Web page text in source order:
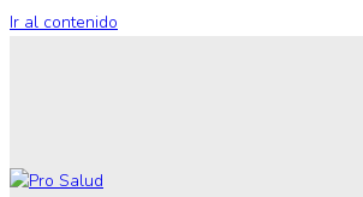
Ir al contenido